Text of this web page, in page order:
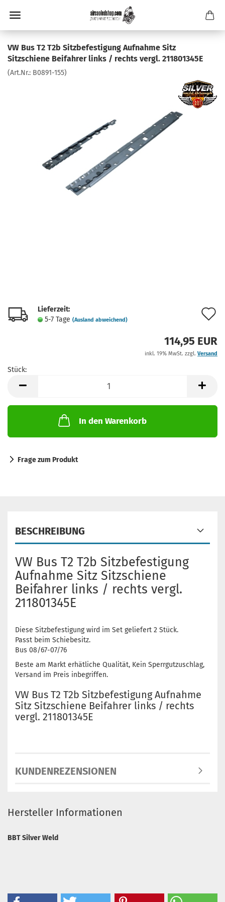
VW Bus T2 T2b Sitzbefestigung Aufnahme Sitz
Sitzschiene Beifahrer links / rechts vergl. 211801345E
(Art.Nr.: B0891-155)
Lieferzeit:
5-7 Tage (Ausland abweichend)
114,95 EUR
inkl. 19% MwSt. zzgl. Versand
Stück:
In den Warenkorb
Frage zum Produkt
BESCHREIBUNG
VW Bus T2 T2b Sitzbefestigung
Aufnahme Sitz Sitzschiene
Beifahrer links / rechts vergl.
211801345E
Diese Sitzbefestigung wird im Set geliefert 2 Stück.
Passt beim Schiebesitz.
Bus 08/67-07/76
Beste am Markt erhätliche Qualität, Kein Sperrgutzuschlag,
Versand im Preis inbegriffen.
VW Bus T2 T2b Sitzbefestigung Aufnahme
Sitz Sitzschiene Beifahrer links / rechts
vergl. 211801345E
KUNDENREZENSIONEN
Hersteller Informationen
BBT Silver Weld